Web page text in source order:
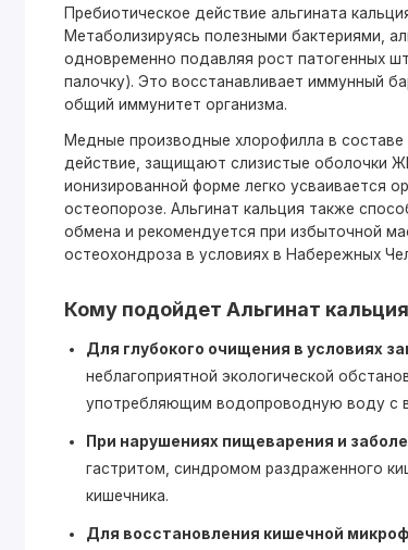
Пребиотическое действие альгината
Метаболизируясь полезными бактериями,
одновременно подавляя рост патогенных
палочку). Это восстанавливает иммунный
общий иммунитет организма.
Медные производные хлорофилла в
действие, защищают слизистые оболочки
ионизированной форме легко усваивается
остеопорозе. Альгинат кальция также
обмена и рекомендуется при избыточной
остеохондроза в условиях в Набережных
Кому подойдет Альгинат
Для глубокого очищения в условиях
неблагоприятной экологической
употребляющим водопроводную воду с
При нарушениях пищеварения и
гастритом, синдромом раздраженного
кишечника.
Для восстановления кишечной